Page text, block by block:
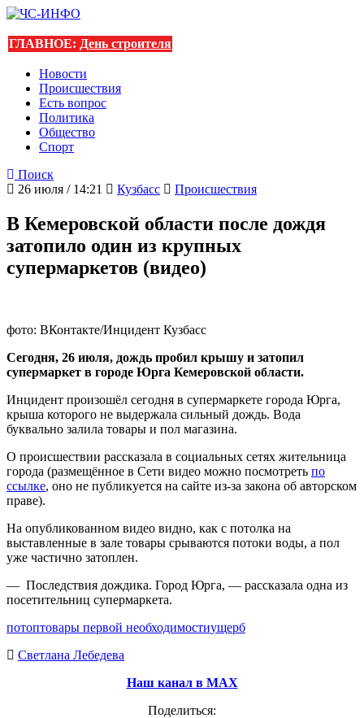
ГЛАВНОЕ: День строителя
Новости
Происшествия
Есть вопрос
Политика
Общество
Спорт
Поиск
26 июля / 14:21
Кузбасс Происшествия
В Кемеровской области после дождя
затопило один из крупных
супермаркетов (видео)
фото: ВКонтакте/Инцидент Кузбасс
Сегодня, 26 июля, дождь пробил крышу и затопил
супермаркет в городе Юрга Кемеровской области.
Инцидент произошёл сегодня в супермаркете города Юрга,
крыша которого не выдержала сильный дождь. Вода
буквально залила товары и пол магазина.
О происшествии рассказала в социальных сетях жительница
города (размещённое в Сети видео можно посмотреть по
ссылке, оно не публикуется на сайте из-за закона об авторском
праве).
На опубликованном видео видно, как с потолка на
выставленные в зале товары срываются потоки воды, а пол
уже частично затоплен.
— Последствия дождика. Город Юрга, — рассказала одна из
посетительниц супермаркета.
потоптовары первой необходимостиущерб
Светлана Лебедева
Наш канал в МАХ
Поделиться: